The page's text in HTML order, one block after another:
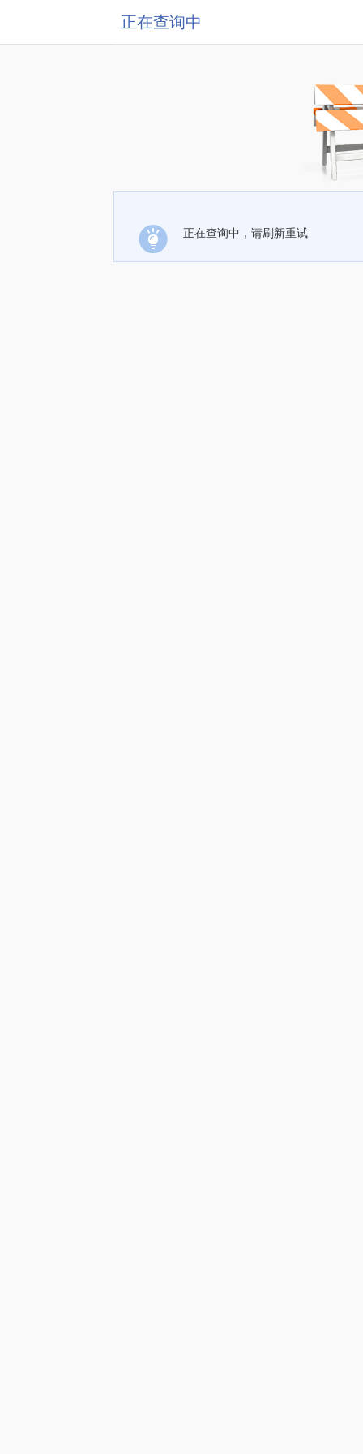
正在查询中
正在查询中，请刷新重试